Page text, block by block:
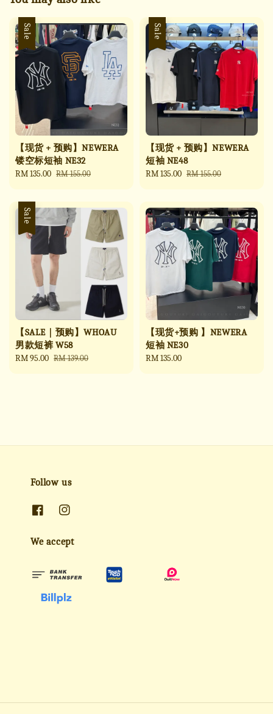
Sale
【现货 + 预购】NEWERA
镂空标短袖 NE32
Sale
RM 135.00 Regular
RM 155.00
Sale
【现货 + 预购】NEWERA
短袖 NE48
Sale
RM 135.00 Regular
RM 155.00
Sale
【SALE｜预购】WHOAU
男款短裤 W58
Sale
RM 95.00 Regular
RM 139.00
【现货+预购 】NEWERA
短袖 NE30
Regular
RM 135.00
Follow us
We accept